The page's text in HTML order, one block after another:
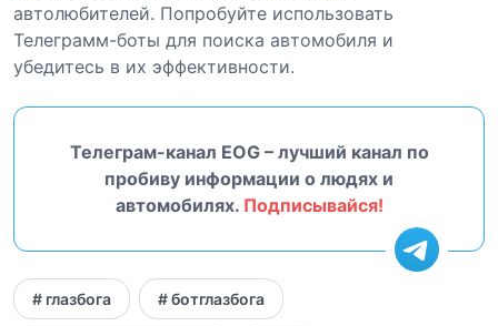
автолюбителей. Попробуйте использовать
Телеграмм-боты для поиска автомобиля и
убедитесь в их эффективности.
Телеграм-канал EOG – лучший канал по
пробиву информации о людях и
автомобилях. Подписывайся!
# глазбога # ботглазбога